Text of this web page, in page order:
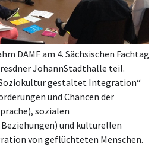
DAMF am 4. Sächsischen Fachtag
JohannStadthalle teil.
gestaltet Integration“
und Chancen der
sozialen
und kulturellen
von geflüchteten Menschen.